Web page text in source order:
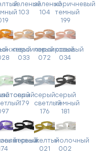
зеленый
103
зеленый
104
коричневый
темный
199
персиковый
033
персиковый
072
розовый
034
серый
179
серый
светлый
176
серый
темный
181
черныйжелтый
021
молочный
002